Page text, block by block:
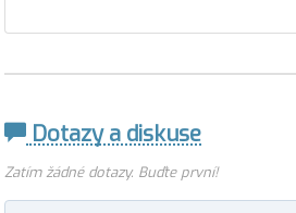
Dotazy a diskuse
Zatím žádné dotazy. Buďte první!